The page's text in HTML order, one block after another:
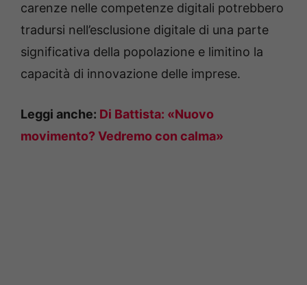
carenze nelle competenze digitali potrebbero
tradursi nell’esclusione digitale di una parte
significativa della popolazione e limitino la
capacità di innovazione delle imprese.
Leggi anche: Di Battista: «Nuovo
movimento? Vedremo con calma»